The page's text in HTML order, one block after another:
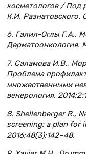
косметологов / Под
К.И. Разнатовского.
6. Галил-Оглы Г.А.,
Дерматоонкология.
7. Саламова И.В.,
Проблема
множественными
венерология,
8. Shellenberger R.,
screening: a plan for
2016;48(3):142–48.